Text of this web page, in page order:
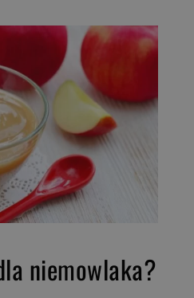
niemowlaka?